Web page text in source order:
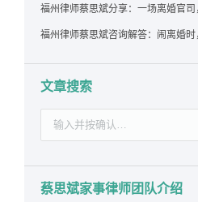
文章搜索
蔡思斌家事律师团队介绍